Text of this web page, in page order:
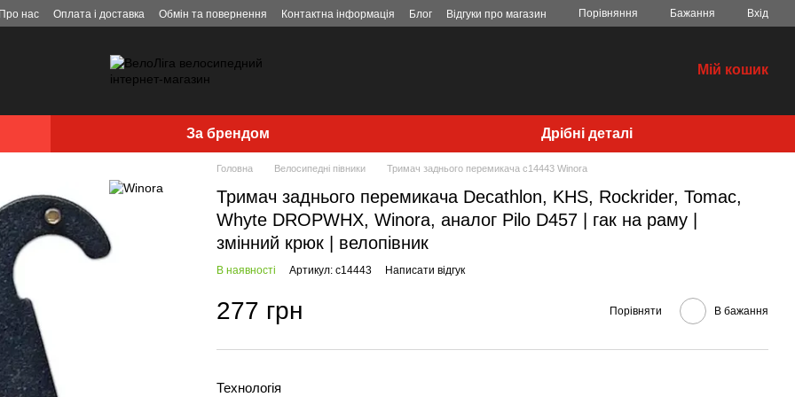
Про нас Оплата і доставка Обмін та повернення Контактна інформація Блог Відгуки про магазин Порівняння Бажання Вхід
Мій кошик
За брендом Дрібні деталі
Головна Велосипедні півники Тримач заднього перемикача c14443 Winora
Тримач заднього перемикача Decathlon, KHS, Rockrider, Tomac,
Whyte DROPWHX, Winora, аналог Pilo D457 | гак на раму |
змінний крюк | велопівник
В наявності Артикул: c14443 Написати відгук
277 грн Порівняти В бажання
Технологія